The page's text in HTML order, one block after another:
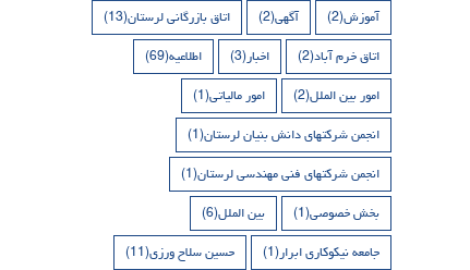
آموزش(2) آگهی(2) اتاق بازرگانی لرستان(13)
اتاق خرم آباد(2) اخبار(3) اطلاعیه(69)
امور بین الملل(2) امور مالیاتی(1)
انجمن شرکتهای دانش بنیان لرستان(1)
انجمن شرکتهای فنی مهندسی لرستان(1)
بخش خصوصی(1) بین الملل(6)
جامعه نیکوکاری ابرار(1) حسین سلاح ورزی(11)